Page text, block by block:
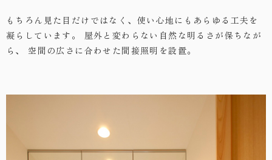
もちろん見た目だけではなく、使い心地にもあらゆる工夫を
凝らしています。
屋外と変わらない自然な明るさが保ちなが
ら、
空間の広さに合わせた間接照明を設置。